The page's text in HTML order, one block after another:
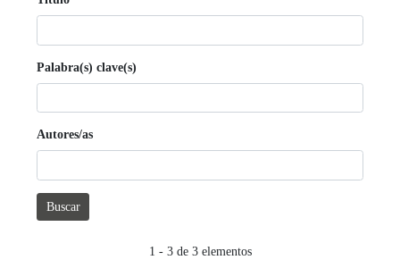
Palabra(s) clave(s)
Autores/as
Buscar
1 - 3 de 3 elementos